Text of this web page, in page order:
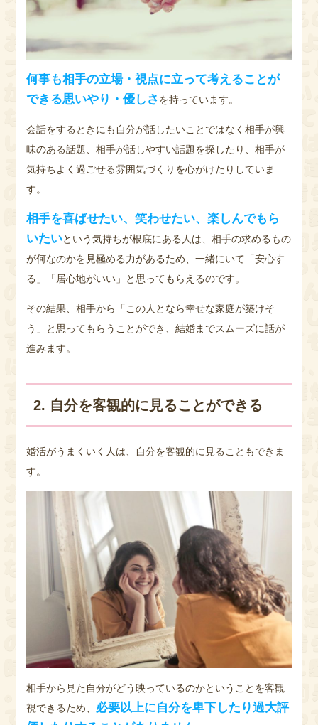
何事も相手の立場・視点に立って考えることが
できる思いやり・優しさを持っています。
会話をするときにも自分が話したいことではなく相手が興
味のある話題、相手が話しやすい話題を探したり、相手が
気持ちよく過ごせる雰囲気づくりを心がけたりしていま
す。
相手を喜ばせたい、笑わせたい、楽しんでもら
いたいという気持ちが根底にある人は、相手の求めるもの
が何なのかを見極める力があるため、一緒にいて「安心す
る」「居心地がいい」と思ってもらえるのです。
その結果、相手から「この人となら幸せな家庭が築けそ
う」と思ってもらうことができ、結婚までスムーズに話が
進みます。
2. 自分を客観的に見ることができる
婚活がうまくいく人は、自分を客観的に見ることもできま
す。
相手から見た自分がどう映っているのかということを客観
視できるため、 必要以上に自分を卑下したり過大評